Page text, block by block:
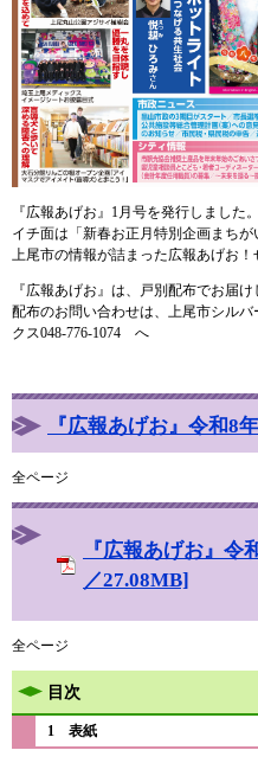
『広報あげお』1月号を発行しました。
イチ面は「新春お正月特別企画まちが
上尾市の情報が詰まった広報あげお！
『広報あげお』は、戸別配布でお届け
配布のお問い合わせは、上尾市シル
クス048-776-1074 へ
『広報あげお』令和8
全ページ
『広報あげお』令
／27.08MB]
全ページ
目次
1 表紙